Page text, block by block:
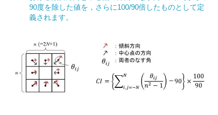
90度を除した値を，さらに100/90倍したものとして定
義されます。